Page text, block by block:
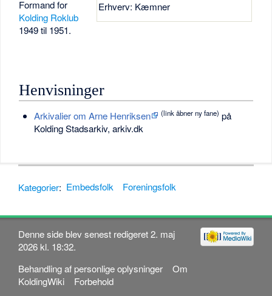
Erhverv: Kæmner
Formand for
Kolding Roklub
1949 til 1951.
Henvisninger
Arkivalier om Arne Henriksen (link åbner ny fane) på
Kolding Stadsarkiv, arkiv.dk
Kategorier: Embedsfolk Foreningsfolk
Denne side blev senest redigeret 2. maj
2026 kl. 18:32.
Behandling af personlige oplysninger
Om
KoldingWiki
Forbehold